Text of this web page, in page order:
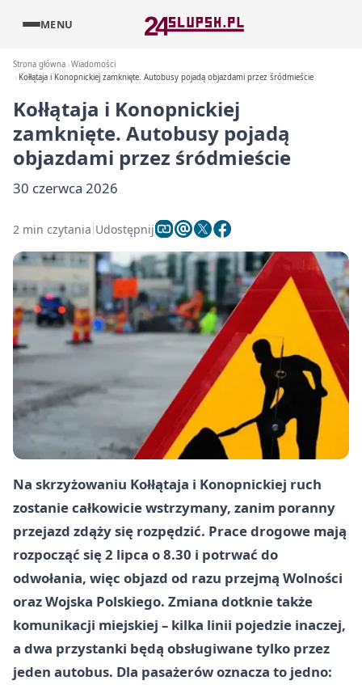
MENU
Strona główna Wiadomości
Kołłątaja i Konopnickiej zamknięte. Autobusy pojadą objazdami przez śródmieście
Kołłątaja i Konopnickiej
zamknięte. Autobusy pojadą
objazdami przez śródmieście
30 czerwca 2026
2 min czytania Udostępnij
Na skrzyżowaniu Kołłątaja i Konopnickiej ruch
zostanie całkowicie wstrzymany, zanim poranny
przejazd zdąży się rozpędzić. Prace drogowe mają
rozpocząć się 2 lipca o 8.30 i potrwać do
odwołania, więc objazd od razu przejmą Wolności
oraz Wojska Polskiego. Zmiana dotknie także
komunikacji miejskiej – kilka linii pojedzie inaczej,
a dwa przystanki będą obsługiwane tylko przez
jeden autobus. Dla pasażerów oznacza to jedno: